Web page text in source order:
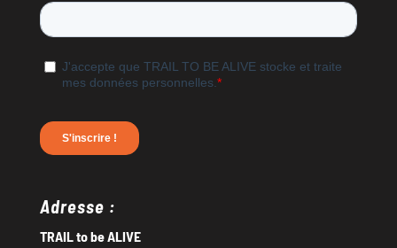
Adresse :
TRAIL to be ALIVE